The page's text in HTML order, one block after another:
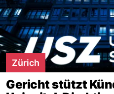
Zürich
Gericht stützt